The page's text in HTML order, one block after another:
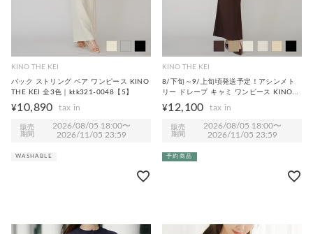
KINO THE KEI
バック ストリング ベア ワンピース KINO
THE KEI 全3色｜ktk321-0048【5】
¥10,890
販売
期間
2026/08/05 18:00〜
2026/11/05 23:59
WASHABLE
KINO THE KEI
8/下旬～9/上旬頃発送予定！アシンメト
リー ドレープ キャミ ワンピース KINO
THE KEI 全6色｜ktk311-0021【20】
¥12,100
販売
期間
2026/08/05 18:00〜
2026/11/05 23:59
予約商品